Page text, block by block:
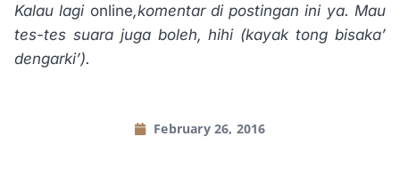
Kalau lagi online,komentar di postingan ini ya. Mau
tes-tes suara juga boleh, hihi (kayak tong bisaka’
dengarki’).
February 26, 2016